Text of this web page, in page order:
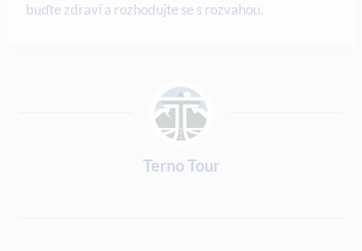
buďte zdraví a rozhodujte se s rozvahou.
Terno Tour